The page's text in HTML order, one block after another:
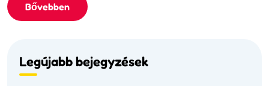
Bővebben
Legújabb bejegyzések